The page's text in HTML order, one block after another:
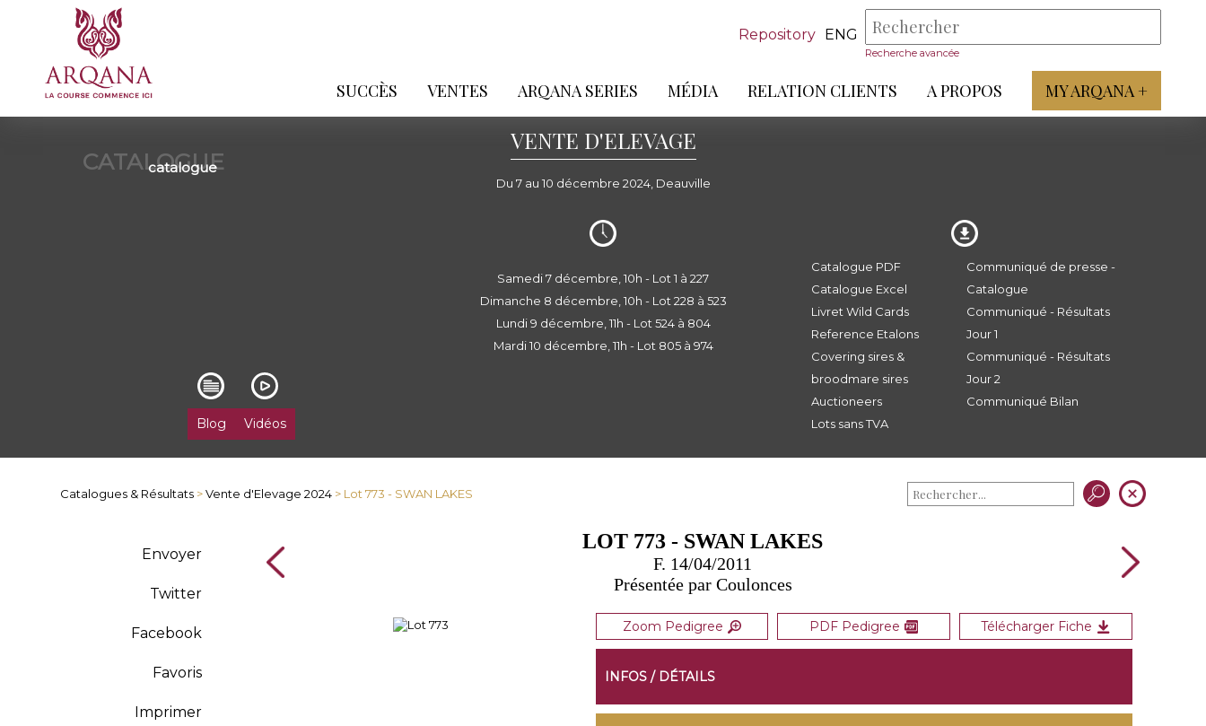
Repository ENG
Recherche avancée
SUCCÈS VENTES ARQANA SERIES MÉDIA RELATION CLIENTS A PROPOS MY ARQANA +
CATALOGUE
catalogue
VENTE D'ELEVAGE
Du 7 au 10 décembre 2024, Deauville
Blog Vidéos
Samedi 7 décembre, 10h - Lot 1 à 227
Dimanche 8 décembre, 10h - Lot 228 à 523
Lundi 9 décembre, 11h - Lot 524 à 804
Mardi 10 décembre, 11h - Lot 805 à 974
Catalogue PDF
Catalogue Excel
Livret Wild Cards
Reference Etalons
Covering sires &
broodmare sires
Auctioneers
Lots sans TVA
Communiqué de presse -
Catalogue
Communiqué - Résultats
Jour 1
Communiqué - Résultats
Jour 2
Communiqué Bilan
Catalogues & Résultats >Vente d'Elevage 2024 > Lot 773 - SWAN LAKES
Envoyer
Twitter
Facebook
Favoris
Imprimer
LOT 773 - SWAN LAKES
F. 14/04/2011
Présentée par Coulonces
Zoom Pedigree PDF Pedigree Télécharger Fiche
INFOS / DÉTAILS